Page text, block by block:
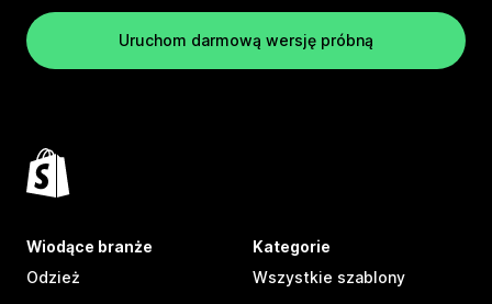
Uruchom darmową wersję próbną
Wiodące branże
Odzież
Kategorie
Wszystkie szablony